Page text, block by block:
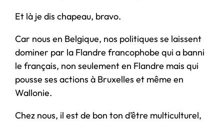
Et là je dis chapeau, bravo.
Car nous en Belgique, nos politiques se laissent
dominer par la Flandre francophobe qui a banni
le français, non seulement en Flandre mais qui
pousse ses actions à Bruxelles et même en
Wallonie.
Chez nous, il est de bon ton d’être multiculturel,